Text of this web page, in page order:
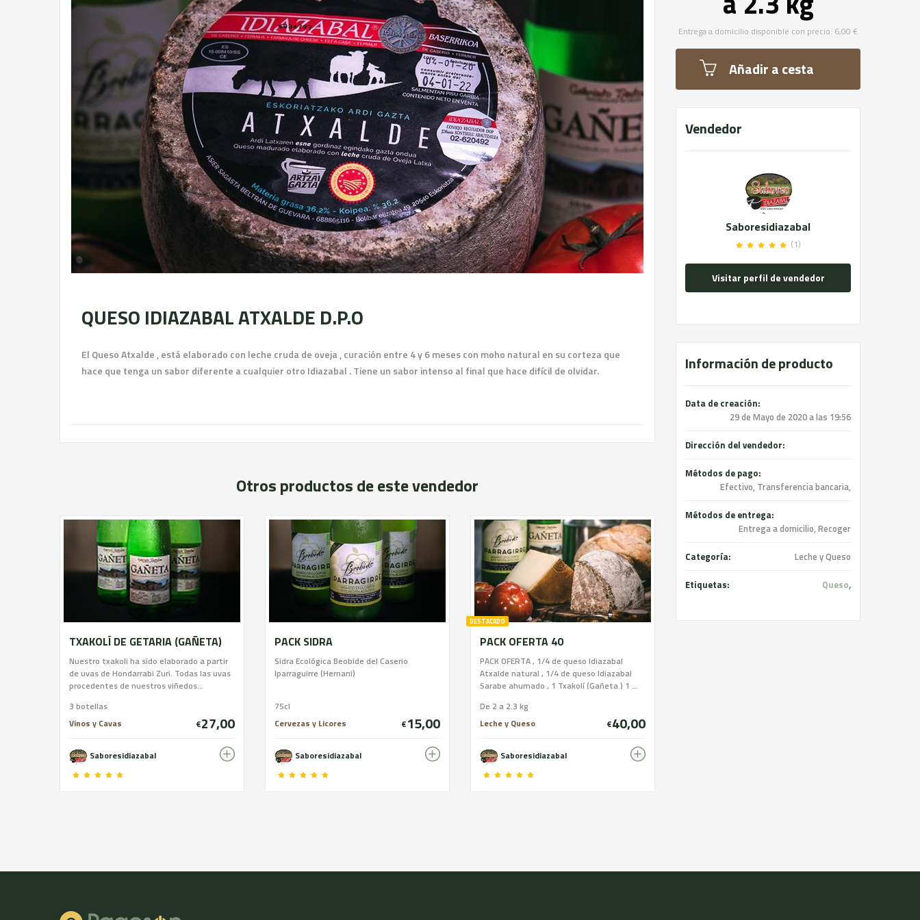
Entrega a domicilio disponible con precio: 6,00 €
Añadir a cesta
Vendedor
Saboresidiazabal
(1)
Visitar perfil de vendedor
Información de producto
Data de creación:
29 de Mayo de 2020 a las 19:56
Dirección del vendedor:
Métodos de pago:
Efectivo, Transferencia bancaria,
Métodos de entrega:
Entrega a domicilio, Recoger
Categoría: Leche y Queso
Etiquetas: Queso,
QUESO IDIAZABAL ATXALDE D.P.O
El Queso Atxalde , está elaborado con leche cruda de oveja , curación entre 4 y 6 meses con moho natural en su corteza que
hace que tenga un sabor diferente a cualquier otro Idiazabal . Tiene un sabor intenso al final que hace difícil de olvidar.
Otros productos de este vendedor
TXAKOLÍ DE GETARIA (GAÑETA)
Nuestro txakoli ha sido elaborado a partir
de uvas de Hondarrabi Zuri. Todas las uvas
procedentes de nuestros viñedos...
3 botellas
Vinos y Cavas
€27,00
Saboresidiazabal
PACK SIDRA
Sidra Ecológica Beobide del Caserio
Iparraguirre (Hernani)
75cl
Cervezas y Licores
€15,00
Saboresidiazabal
DESTACADO
PACK OFERTA 40
PACK OFERTA , 1/4 de queso Idiazabal
Atxalde natural , 1/4 de queso Idiazabal
Sarabe ahumado , 1 Txakolí (Gañeta ) 1 ...
De 2 a 2.3 kg
Leche y Queso
€40,00
Saboresidiazabal